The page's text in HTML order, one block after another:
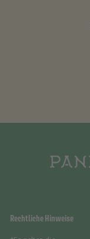
Rechtliche Hinweise